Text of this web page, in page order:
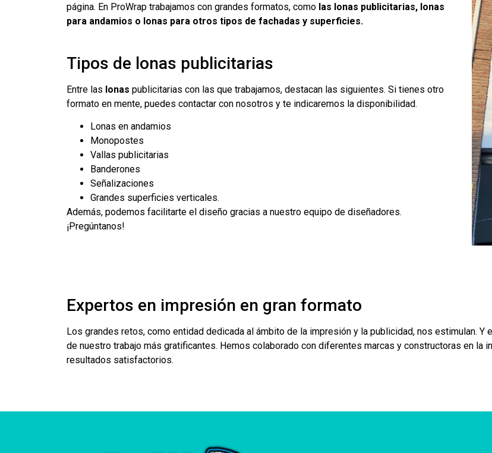
página. En ProWrap trabajamos con grandes formatos, como las lonas publicitarias, lonas
para andamios o lonas para otros tipos de fachadas y superficies.
Tipos de lonas publicitarias
Entre las lonas publicitarias con las que trabajamos, destacan las siguientes. Si tienes otro
formato en mente, puedes contactar con nosotros y te indicaremos la disponibilidad.
Lonas en andamios
Monopostes
Vallas publicitarias
Banderones
Señalizaciones
Grandes superficies verticales.
Además, podemos facilitarte el diseño gracias a nuestro equipo de diseñadores.
¡Pregúntanos!
Expertos en impresión en gran formato
Los grandes retos, como entidad dedicada al ámbito de la impresión y la publicidad, nos estimulan. Y
de nuestro trabajo más gratificantes. Hemos colaborado con diferentes marcas y constructoras en la
resultados satisfactorios.